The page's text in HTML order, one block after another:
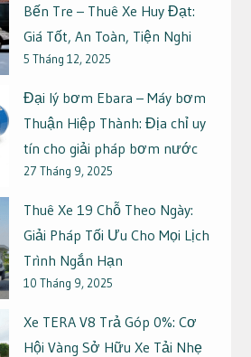
Bến Tre – Thuê Xe Huy Đạt:
Giá Tốt, An Toàn, Tiện Nghi
5 Tháng 12, 2025
Đại lý bơm Ebara – Máy bơm
Thuận Hiệp Thành: Địa chỉ uy
tín cho giải pháp bơm nước
27 Tháng 9, 2025
Thuê Xe 19 Chỗ Theo Ngày:
Giải Pháp Tối Ưu Cho Mọi Lịch
Trình Ngắn Hạn
10 Tháng 9, 2025
Xe TERA V8 Trả Góp 0%: Cơ
Hội Vàng Sở Hữu Xe Tải Nhẹ